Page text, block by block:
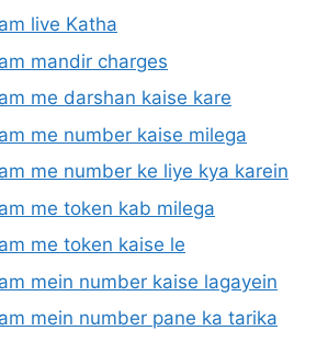
live Katha
mandir charges
me darshan kaise kare
me number kaise milega
me number ke liye kya karein
me token kab milega
me token kaise le
mein number kaise lagayein
mein number pane ka tarika